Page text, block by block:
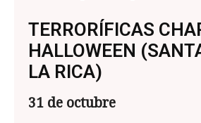
TERRORÍFICAS
HALLOWEEN
LA RICA)
31 de octubre